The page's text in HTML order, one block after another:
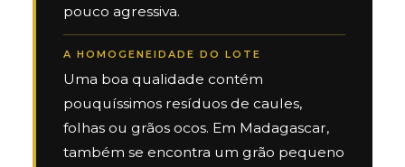
pouco agressiva.
A HOMOGENEIDADE DO LOTE
Uma boa qualidade contém
pouquíssimos resíduos de caules,
folhas ou grãos ocos. Em Madagascar,
também se encontra um grão pequeno